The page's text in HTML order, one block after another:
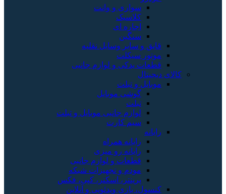
سواری و وانت
کلاسیک
اجاره ای
سنگین
قایق و سایر وسایل نقلیه
موتور سیکلت
قطعات یدکی و لوازم جانبی
کالای دیجیتال
موبایل و تبلت
گوشی موبایل
تبلت
لوازم جانبی موبایل و تبلت
سیم کارت
رایانه
رایانه همراه
رایانه رو میزی
قطعات و لوازم جانبی
مودم و تجهیزات شبکه
پرینتر، اسکنر، کپی، فکس
کنسول، بازی‌ ویدئویی و آنلاین